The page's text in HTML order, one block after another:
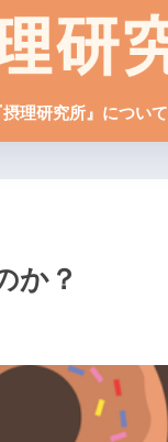
摂理研究所』について
か？